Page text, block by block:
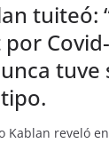
tuiteó:
tuve
Kablan reveló